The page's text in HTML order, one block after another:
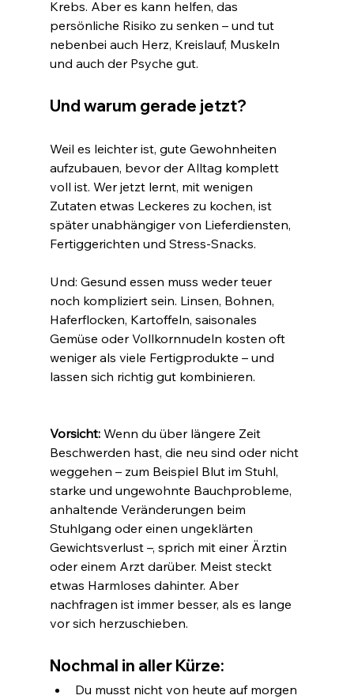
Krebs. Aber es kann helfen, das
persönliche Risiko zu senken – und tut
nebenbei auch Herz, Kreislauf, Muskeln
und auch der Psyche gut.
Und warum gerade jetzt?
Weil es leichter ist, gute Gewohnheiten
aufzubauen, bevor der Alltag komplett
voll ist. Wer jetzt lernt, mit wenigen
Zutaten etwas Leckeres zu kochen, ist
später unabhängiger von Lieferdiensten,
Fertiggerichten und Stress-Snacks.
Und: Gesund essen muss weder teuer
noch kompliziert sein. Linsen, Bohnen,
Haferflocken, Kartoffeln, saisonales
Gemüse oder Vollkornnudeln kosten oft
weniger als viele Fertigprodukte – und
lassen sich richtig gut kombinieren.
Vorsicht: Wenn du über längere Zeit
Beschwerden hast, die neu sind oder nicht
weggehen – zum Beispiel Blut im Stuhl,
starke und ungewohnte Bauchprobleme,
anhaltende Veränderungen beim
Stuhlgang oder einen ungeklärten
Gewichtsverlust –, sprich mit einer Ärztin
oder einem Arzt darüber. Meist steckt
etwas Harmloses dahinter. Aber
nachfragen ist immer besser, als es lange
vor sich herzuschieben.
Nochmal in aller Kürze:
Du musst nicht von heute auf morgen